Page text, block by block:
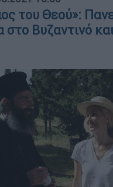
του Θεού»:
στο Βυζαντινό